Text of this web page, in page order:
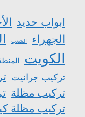
ابواب حديد
الجهراء الشعب
الكويت
تركيب جرانيت
تركيب مظلة
تركيب مظلة